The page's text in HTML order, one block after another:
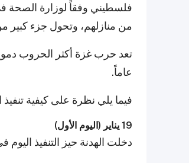
من منازلهم، وتحول جزء كبير
عاماً.
فيما يلي نظرة على كيفية تنفيذ
19 يناير (اليوم الأول)
دخلت الهدنة حيز التنفيذ اليوم في